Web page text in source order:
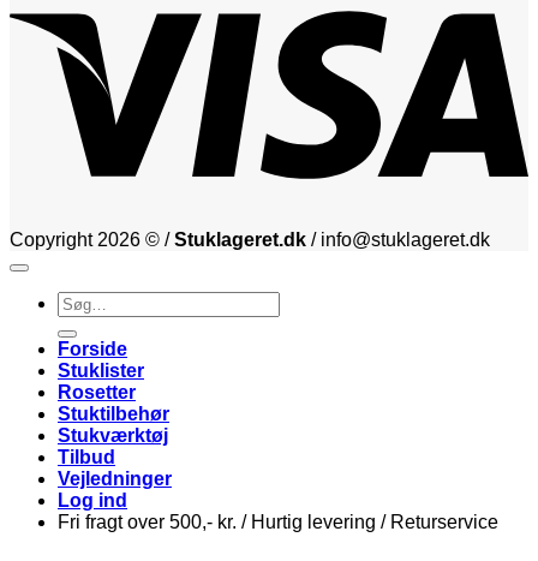
Copyright 2026 © /Stuklageret.dk / info@stuklageret.dk
Søg
efter:
Forside
Stuklister
Rosetter
Stuktilbehør
Stukværktøj
Tilbud
Vejledninger
Log ind
Fri fragt over 500,- kr. / Hurtig levering / Returservice